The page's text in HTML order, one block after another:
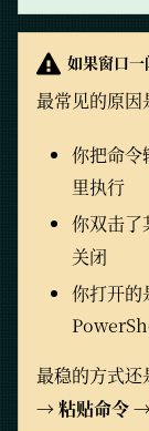
如果窗口
最常见的原因
你把命
里执行
你双击了
关闭
你打开的
最稳的方式还
→ 粘贴命令